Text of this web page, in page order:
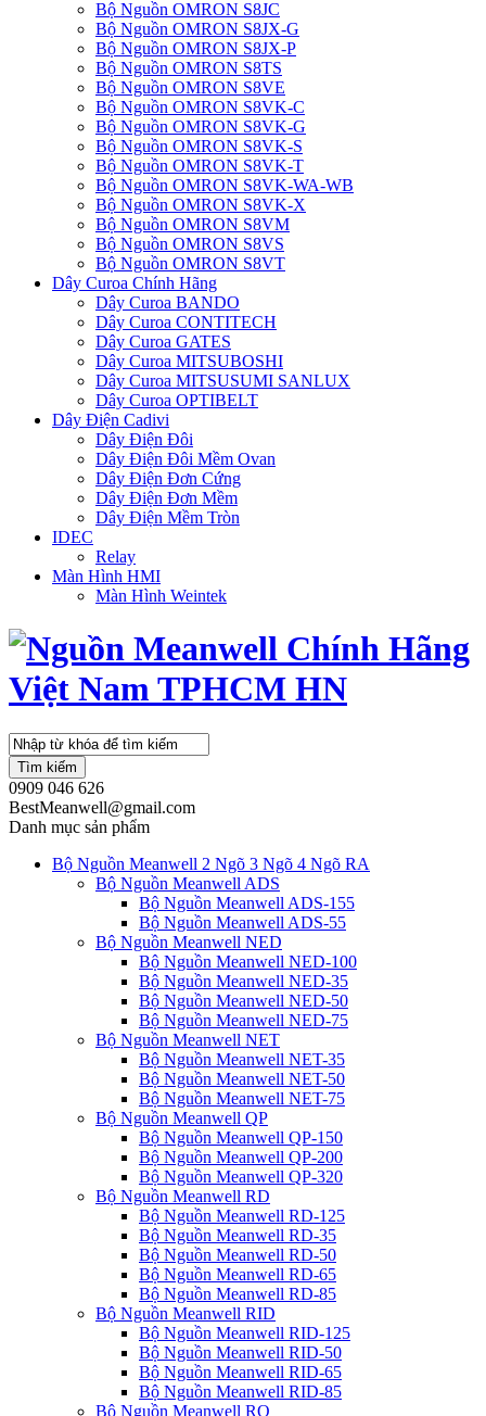
Bộ Nguồn OMRON S8JC
Bộ Nguồn OMRON S8JX-G
Bộ Nguồn OMRON S8JX-P
Bộ Nguồn OMRON S8TS
Bộ Nguồn OMRON S8VE
Bộ Nguồn OMRON S8VK-C
Bộ Nguồn OMRON S8VK-G
Bộ Nguồn OMRON S8VK-S
Bộ Nguồn OMRON S8VK-T
Bộ Nguồn OMRON S8VK-WA-WB
Bộ Nguồn OMRON S8VK-X
Bộ Nguồn OMRON S8VM
Bộ Nguồn OMRON S8VS
Bộ Nguồn OMRON S8VT
Dây Curoa Chính Hãng
Dây Curoa BANDO
Dây Curoa CONTITECH
Dây Curoa GATES
Dây Curoa MITSUBOSHI
Dây Curoa MITSUSUMI SANLUX
Dây Curoa OPTIBELT
Dây Điện Cadivi
Dây Điện Đôi
Dây Điện Đôi Mềm Ovan
Dây Điện Đơn Cứng
Dây Điện Đơn Mềm
Dây Điện Mềm Tròn
IDEC
Relay
Màn Hình HMI
Màn Hình Weintek
Tìm kiếm
0909 046 626
BestMeanwell@gmail.com
Danh mục sản phẩm
Bộ Nguồn Meanwell 2 Ngõ 3 Ngõ 4 Ngõ RA
Bộ Nguồn Meanwell ADS
Bộ Nguồn Meanwell ADS-155
Bộ Nguồn Meanwell ADS-55
Bộ Nguồn Meanwell NED
Bộ Nguồn Meanwell NED-100
Bộ Nguồn Meanwell NED-35
Bộ Nguồn Meanwell NED-50
Bộ Nguồn Meanwell NED-75
Bộ Nguồn Meanwell NET
Bộ Nguồn Meanwell NET-35
Bộ Nguồn Meanwell NET-50
Bộ Nguồn Meanwell NET-75
Bộ Nguồn Meanwell QP
Bộ Nguồn Meanwell QP-150
Bộ Nguồn Meanwell QP-200
Bộ Nguồn Meanwell QP-320
Bộ Nguồn Meanwell RD
Bộ Nguồn Meanwell RD-125
Bộ Nguồn Meanwell RD-35
Bộ Nguồn Meanwell RD-50
Bộ Nguồn Meanwell RD-65
Bộ Nguồn Meanwell RD-85
Bộ Nguồn Meanwell RID
Bộ Nguồn Meanwell RID-125
Bộ Nguồn Meanwell RID-50
Bộ Nguồn Meanwell RID-65
Bộ Nguồn Meanwell RID-85
Bộ Nguồn Meanwell RQ